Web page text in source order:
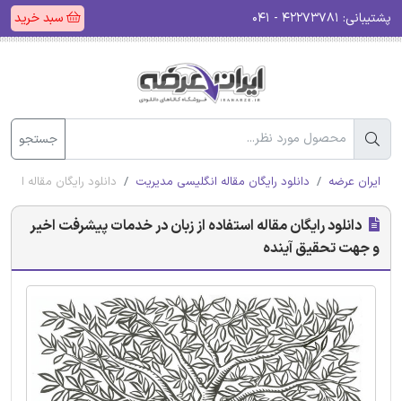
پشتیبانی: سبد خرید
جستجو
ایران عرضه دانلود رایگان مقاله انگلیسی مدیریت دانلود رایگان مقاله
دانلود رایگان مقاله استفاده از زبان در خدمات پیشرفت اخیر
و جهت تحقیق آینده